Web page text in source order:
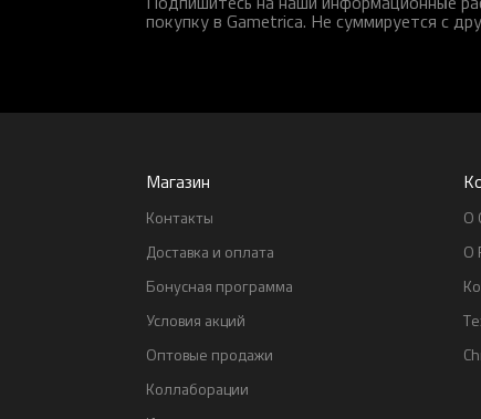
покупку в Gametrica. Не суммируется с
Магазин
Контакты
Доставка и оплата
Бонусная программа
Условия акций
Оптовые продажи
Коллаборации
О
О